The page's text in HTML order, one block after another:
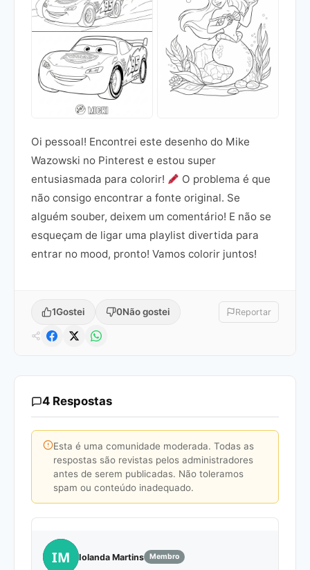
Oi pessoal! Encontrei este desenho do Mike
Wazowski no Pinterest e estou super
entusiasmada para colorir!
O problema é que
não consigo encontrar a fonte original. Se
alguém souber, deixem um comentário! E não se
esqueçam de ligar uma playlist divertida para
entrar no mood, pronto! Vamos colorir juntos!
1Gostei 0Não gostei Reportar
4 Respostas
Esta é uma comunidade moderada. Todas as
respostas são revistas pelos administradores
antes de serem publicadas. Não toleramos
spam ou conteúdo inadequado.
IM Iolanda Martins Membro